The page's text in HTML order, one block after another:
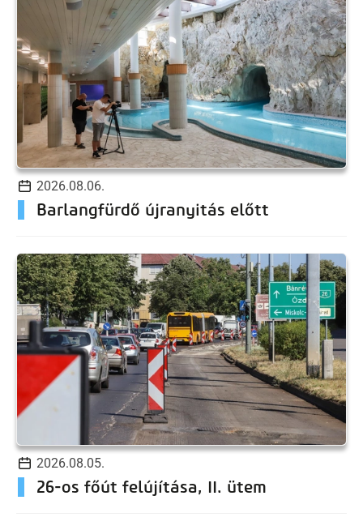
2026.08.06.
Barlangfürdő újranyitás előtt
2026.08.05.
26-os főút felújítása, II. ütem